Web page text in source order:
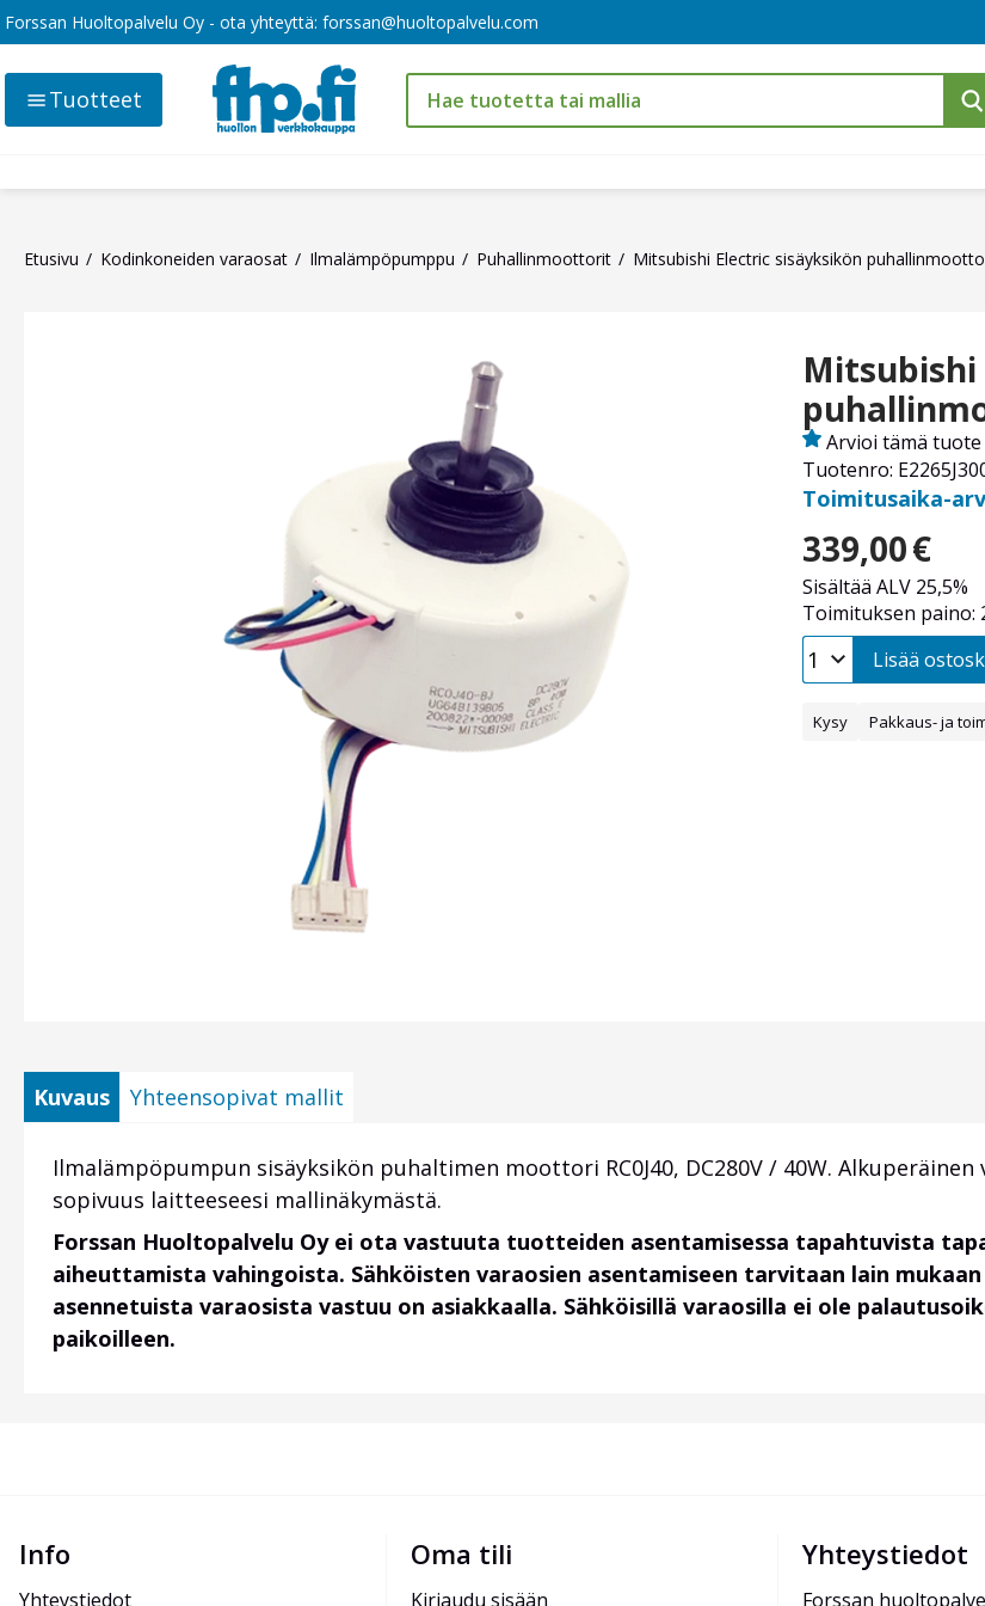
Forssan Huoltopalvelu Oy - ota yhteyttä: forssan@huoltopalvelu.com
Tuotteet
Etusivu Kodinkoneiden varaosat Ilmalämpöpumppu Puhallinmoottorit Mitsubishi Electric sisäyksikön
Mitsubishi
Tuotenro:
Arvioi tämä
Toimitusaika-
339,00€
Sisältää ALV 25,5%
Toimituksen paino:
Lisää
Kysy Pakkaus- ja
Kuvaus Yhteensopivat mallit
Ilmalämpöpumpun sisäyksikön puhaltimen moottori RC0J40, DC280V / 40W.
sopivuus laitteeseesi mallinäkymästä.
Forssan Huoltopalvelu Oy ei ota vastuuta tuotteiden asentamisessa tapahtuvista
aiheuttamista vahingoista. Sähköisten varaosien asentamiseen tarvitaan lain
asennetuista varaosista vastuu on asiakkaalla. Sähköisillä varaosilla ei ole
paikoilleen.
Info
Yhteystiedot
Oma tili
Kirjaudu sisään
Yhteystiedot
Forssan